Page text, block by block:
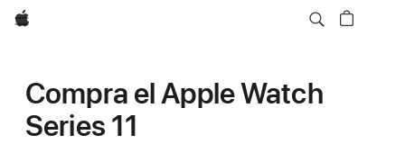
Apple
Compra el Apple Watch
Series 11